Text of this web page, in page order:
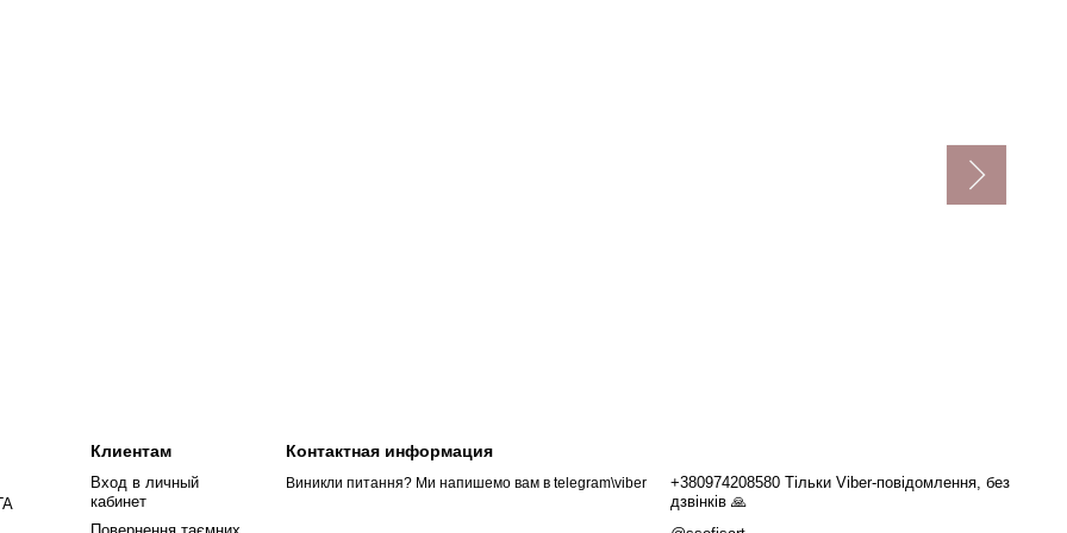
Клиентам
Вход в личный
кабинет
Контактная информация
Виникли питання? Ми напишемо вам в telegram\viber
+380974208580 Тільки Viber-повідомлення, без
дзвінків 🙏